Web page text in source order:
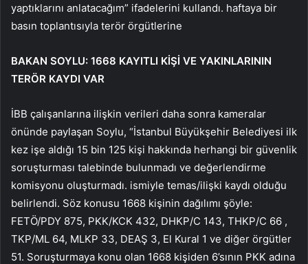
yaptıklarını anlatacağım” ifadelerini kullandı. haftaya bir
basın toplantısıyla terör örgütlerine
BAKAN SOYLU: 1668 KAYITLI KİŞİ VE YAKINLARININ
TERÖR KAYDI VAR
İBB çalışanlarına ilişkin verileri daha sonra kameralar
önünde paylaşan Soylu, “İstanbul Büyükşehir Belediyesi ilk
kez işe aldığı 15 bin 125 kişi hakkında herhangi bir güvenlik
soruşturması talebinde bulunmadı ve değerlendirme
komisyonu oluşturmadı. ismiyle temas/ilişki kaydı olduğu
belirlendi. Söz konusu 1668 kişinin dağılımı şöyle:
FETÖ/PDY 875, PKK/KCK 432, DHKP/C 143, THKP/C 66 ,
TKP/ML 64, MLKP 33, DEAŞ 3, El Kural 1 ve diğer örgütler
51. Soruşturmaya konu olan 1668 kişiden 6’sının PKK adına